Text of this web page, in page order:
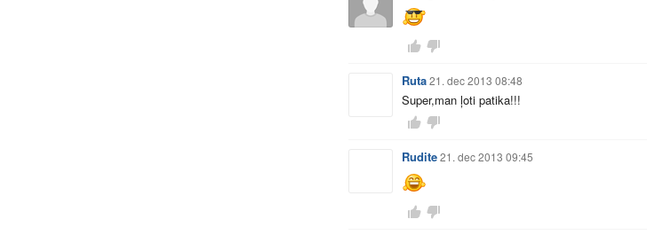
Ruta21. dec 2013 08:48
Super,man ļoti patika!!!
Rudite21. dec 2013 09:45